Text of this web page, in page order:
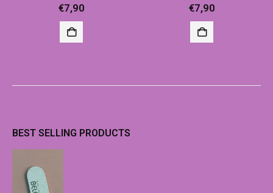
€7,90 €7,90
BEST SELLING PRODUCTS